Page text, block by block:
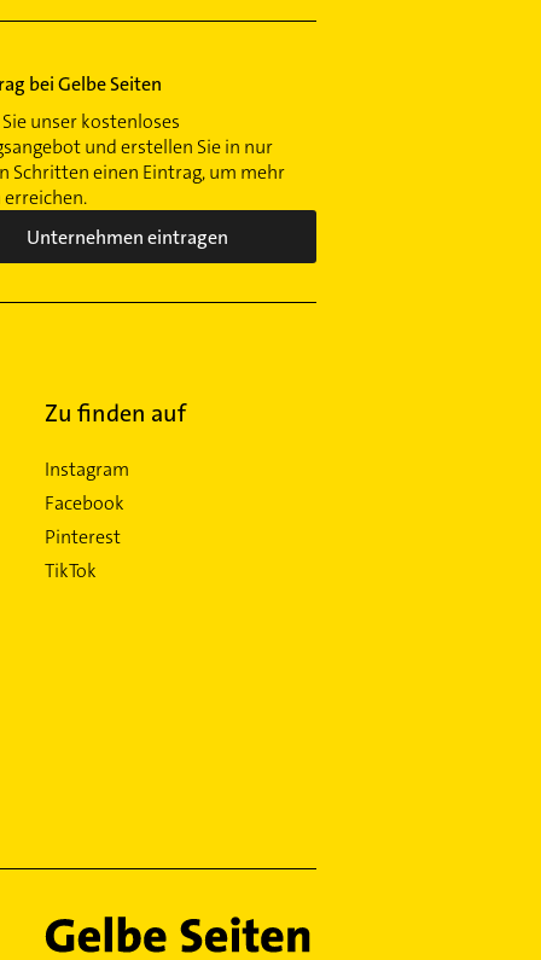
bei Gelbe Seiten
unser kostenloses
und erstellen Sie in nur
Schritten einen Eintrag, um mehr
erreichen.
Unternehmen eintragen
Zu finden auf
Instagram
Facebook
Pinterest
TikTok